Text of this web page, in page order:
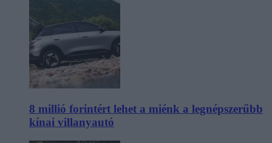
8 millió forintért lehet a miénk a legnépszerűbb
kínai villanyautó